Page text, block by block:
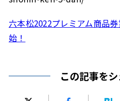
六本松2022プレミアム商品
始！
この記事を